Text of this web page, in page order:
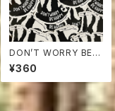
DON’T WORRY BE H
APPY STICKER ナマ
ケモノ ステッカー
¥360